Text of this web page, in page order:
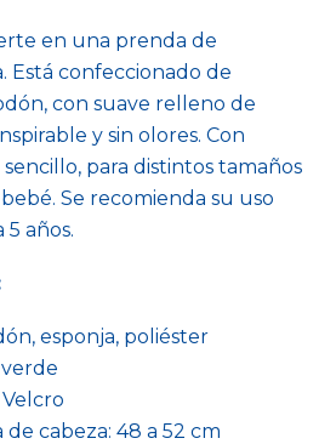
en una prenda de
Está confeccionado de
con suave relleno de
y sin olores. Con
para distintos tamaños
Se recomienda su uso
5 años.
esponja, poliéster
verde
cabeza: 48 a 52 cm